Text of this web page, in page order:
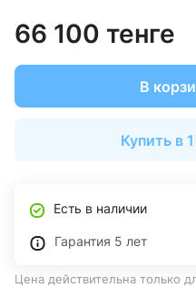
66 100 тенге
В
Купить в
Есть в наличии
Гарантия 5 лет
Цена действительна только